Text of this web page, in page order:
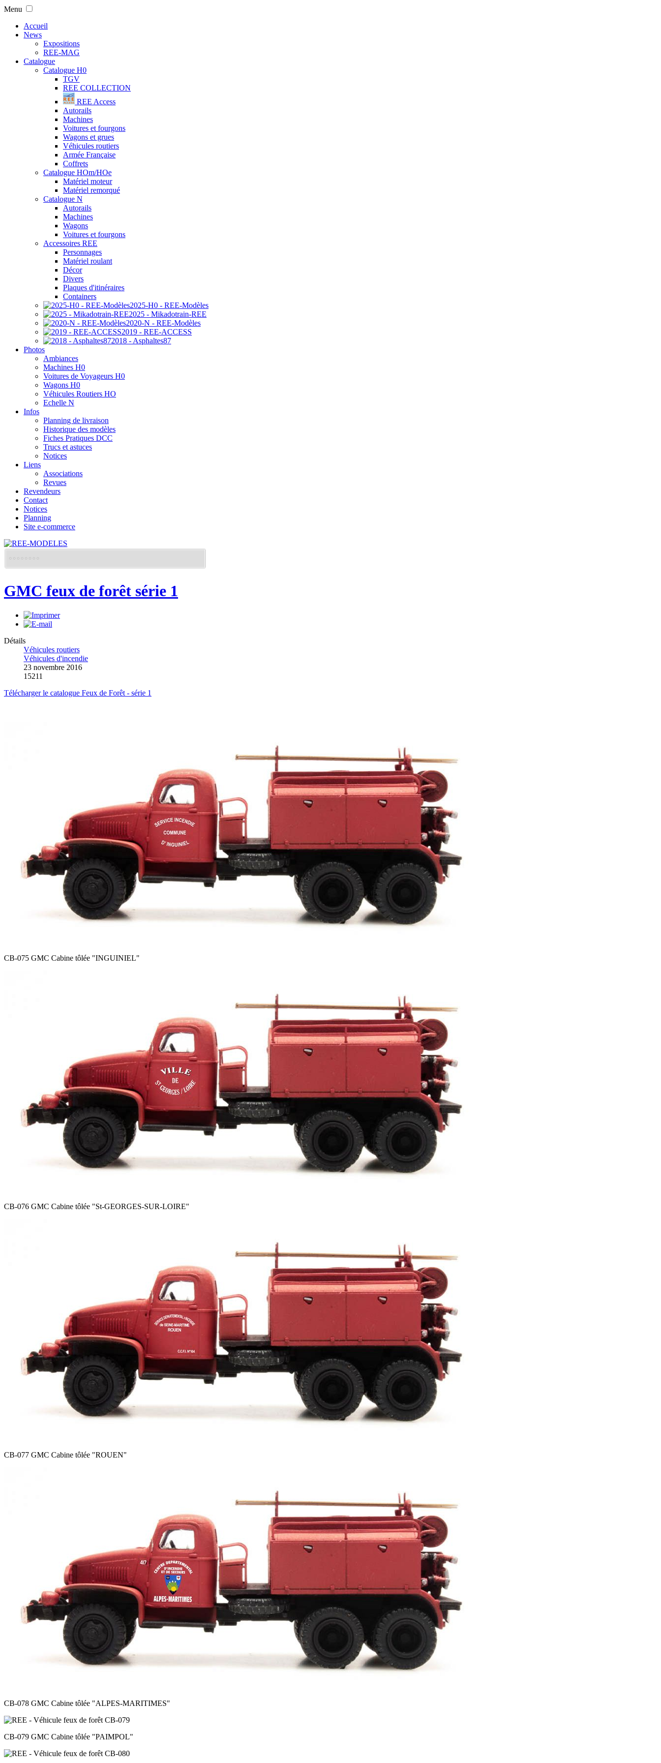
Menu
Accueil
News
Expositions
REE-MAG
Catalogue
Catalogue H0
TGV
REE COLLECTION
REE Access
Autorails
Machines
Voitures et fourgons
Wagons et grues
Véhicules routiers
Armée Française
Coffrets
Catalogue HOm/HOe
Matériel moteur
Matériel remorqué
Catalogue N
Autorails
Machines
Wagons
Voitures et fourgons
Accessoires REE
Personnages
Matériel roulant
Décor
Divers
Plaques d'itinéraires
Containers
2025-H0 - REE-Modèles
2025 - Mikadotrain-REE
2020-N - REE-Modèles
2019 - REE-ACCESS
2018 - Asphaltes87
Photos
Ambiances
Machines H0
Voitures de Voyageurs H0
Wagons H0
Véhicules Routiers HO
Echelle N
Infos
Planning de livraison
Historique des modèles
Fiches Pratiques DCC
Trucs et astuces
Notices
Liens
Associations
Revues
Revendeurs
Contact
Notices
Planning
Site e-commerce
GMC feux de forêt série 1
Détails
Véhicules routiers
Véhicules d'incendie
23 novembre 2016
15211
Télécharger le catalogue Feux de Forêt - série 1
CB-075 GMC Cabine tôlée "INGUINIEL"
CB-076 GMC Cabine tôlée "St-GEORGES-SUR-LOIRE"
CB-077 GMC Cabine tôlée "ROUEN"
CB-078 GMC Cabine tôlée "ALPES-MARITIMES"
CB-079 GMC Cabine tôlée "PAIMPOL"